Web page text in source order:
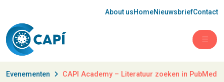
About usHomeNieuwsbriefContact
Open
Evenementen CAPI Academy – Literatuur zoeken in PubMed